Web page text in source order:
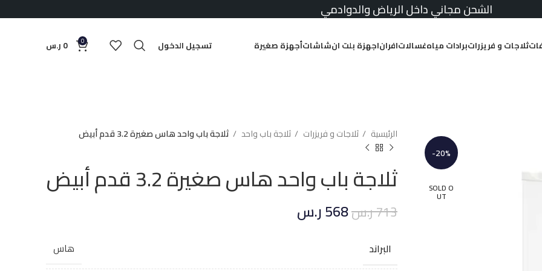
الشحن مجاني داخل الرياض والدوادمي
ثلاجات و فريزراتبرادات مياهغسالاتافراناجهزة بلت انشاشاتأجهزة صغيرة تسجيل الدخول 0
0 ر.س
-20%
SOLD O
UT
الرئيسية ثلاجات و فريزرات ثلاجة باب واحد ثلاجة باب واحد هاس صغيرة 3.2 قدم أبيض
ثلاجة باب واحد هاس صغيرة 3.2 قدم أبيض
713ر.س568ر.س
البراند هاس